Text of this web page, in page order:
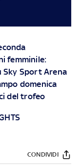
femminile:
Sport Arena
domenica
del trofeo
CONDIVIDI